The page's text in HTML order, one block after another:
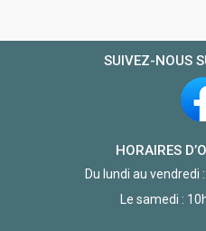
SUIVEZ-NOUS
HORAIRES
Du lundi au vendredi
Le samedi :